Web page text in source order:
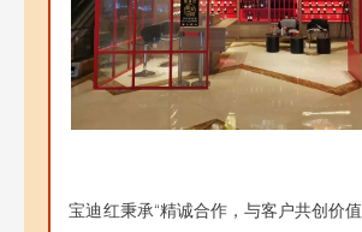
宝迪红秉承“精诚合作，与客户共创价值